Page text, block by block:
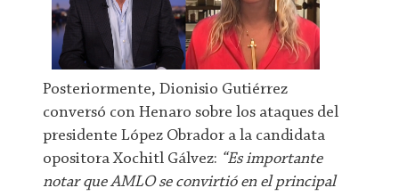
Posteriormente, Dionisio Gutiérrez
conversó con Henaro sobre los ataques del
presidente López Obrador a la candidata
opositora Xochitl Gálvez: “Es importante
notar que AMLO se convirtió en el principal